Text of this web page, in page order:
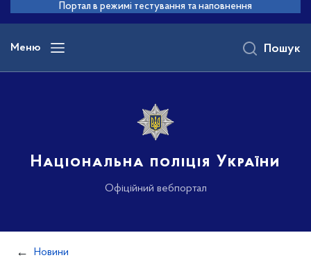
основного
вмісту
Портал в режимі тестування та наповнення
Меню
Національна поліція України
Офіційний вебпортал
Пошук
Новини